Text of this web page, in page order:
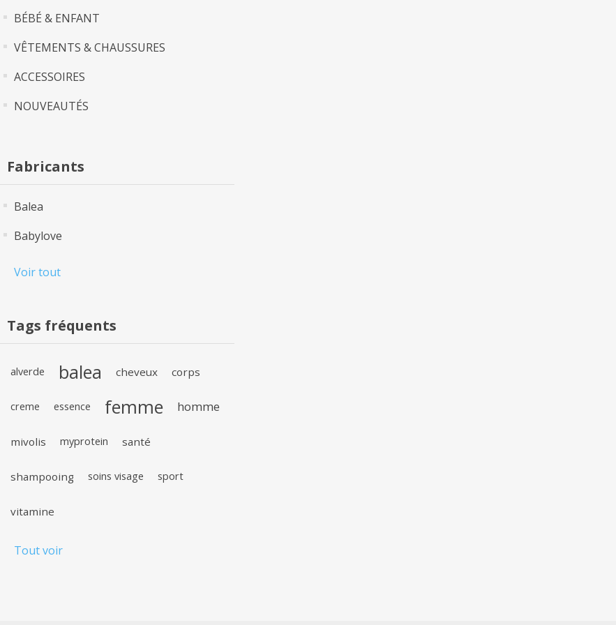
BÉBÉ & ENFANT
VÊTEMENTS & CHAUSSURES
ACCESSOIRES
NOUVEAUTÉS
Fabricants
Balea
Babylove
Voir tout
Tags fréquents
alverde balea cheveux corps
creme essence femme homme
mivolis myprotein santé
shampooing soins visage sport
vitamine
Tout voir